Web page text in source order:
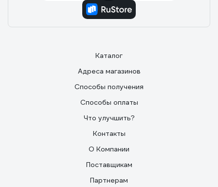
Каталог
Адреса магазинов
Способы получения
Способы оплаты
Что улучшить?
Контакты
О Компании
Поставщикам
Партнерам